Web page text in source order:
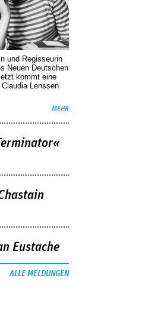
und Regisseurin
Neuen Deutschen
kommt eine
Lenssen
MEHR
Eustache
ALLE MELDUNGEN